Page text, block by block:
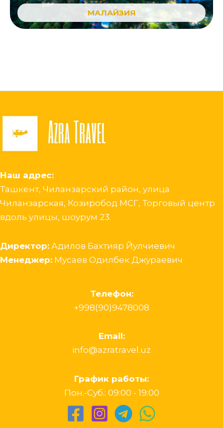
МАЛАЙЗИЯ
Наш адрес:
Ташкент, Чиланзарский район, улица
Чиланзарская, Козиробод МСГ, Торговый центр
вдоль улицы, шоурум 23.
Директор: Адилов Бахтияр Йулчиевич
Менеджер: Мусаев Одилбек Джураевич
Телефон:
+998(90)9478008
Email:
info@azratravel.uz
График работы:
Пон.-Суб.: 09:00 - 19:00